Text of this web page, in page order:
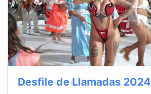
Desfile de Llamadas 2024